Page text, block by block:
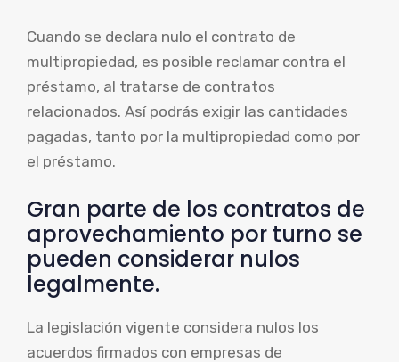
Cuando se declara nulo el contrato de
multipropiedad, es posible reclamar contra el
préstamo, al tratarse de contratos
relacionados. Así podrás exigir las cantidades
pagadas, tanto por la multipropiedad como por
el préstamo.
Gran parte de los contratos de
aprovechamiento por turno se
pueden considerar nulos
legalmente.
La legislación vigente considera nulos los
acuerdos firmados con empresas de